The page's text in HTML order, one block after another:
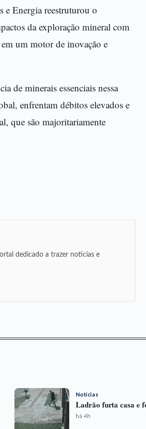
e Energia reestruturou o
da exploração mineral com
um motor de inovação e
de minerais essenciais nessa
enfrentam débitos elevados e
que são majoritariamente
dedicado a trazer notícias e
Notícias
Ladrão furta casa e
há 4h